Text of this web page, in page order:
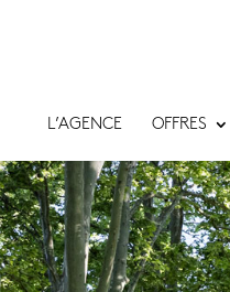
L’AGENCE OFFRES